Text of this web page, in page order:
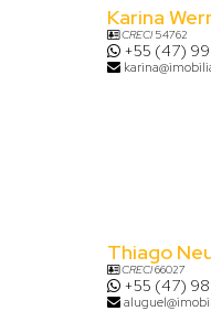
Karina
CRECI54762
+55 (47)
Thiago
CRECI66027
+55 (47)